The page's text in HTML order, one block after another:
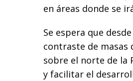
en áreas donde se
Se espera que
contraste de masas
sobre el norte de la
y facilitar el